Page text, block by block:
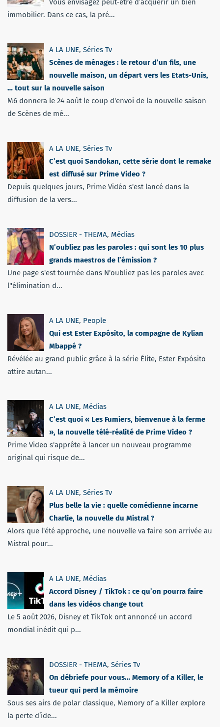
Vous envisagez peut-être d’acquérir un bien
immobilier. Dans ce cas, la pré...
A LA UNE, Séries Tv
Scènes de ménages : le retour d’un fils, une
nouvelle maison, un départ vers les Etats-Unis,
… tout sur la nouvelle saison
M6 donnera le 24 août le coup d'envoi de la nouvelle saison
de Scènes de mé...
A LA UNE, Séries Tv
C’est quoi Sandokan, cette série dont le remake
est diffusé sur Prime Video ?
Depuis quelques jours, Prime Vidéo s'est lancé dans la
diffusion de la vers...
DOSSIER - THEMA, Médias
N’oubliez pas les paroles : qui sont les 10 plus
grands maestros de l’émission ?
Une page s'est tournée dans N'oubliez pas les paroles avec
l''élimination d...
A LA UNE, People
Qui est Ester Expósito, la compagne de Kylian
Mbappé ?
Révélée au grand public grâce à la série Élite, Ester Expósito
attire autan...
A LA UNE, Médias
C’est quoi « Les Fumiers, bienvenue à la ferme
», la nouvelle télé-réalité de Prime Video ?
Prime Video s'apprête à lancer un nouveau programme
original qui risque de...
A LA UNE, Séries Tv
Plus belle la vie : quelle comédienne incarne
Charlie, la nouvelle du Mistral ?
Alors que l'été approche, une nouvelle va faire son arrivée au
Mistral pour...
A LA UNE, Médias
Accord Disney / TikTok : ce qu’on pourra faire
dans les vidéos change tout
Le 5 août 2026, Disney et TikTok ont annoncé un accord
mondial inédit qui p...
DOSSIER - THEMA, Séries Tv
On débriefe pour vous… Memory of a Killer, le
tueur qui perd la mémoire
Sous ses airs de polar classique, Memory of a Killer explore
la perte d’ide...